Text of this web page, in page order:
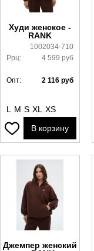
Худи женское -
RANK
1002034-710
Ррц:
4 599 руб
Опт: 2 116 руб
L M S XL
XS
В корзину
Джемпер женский